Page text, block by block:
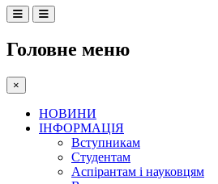
Головне меню
×
НОВИНИ
ІНФОРМАЦІЯ
Вступникам
Студентам
Аспірантам і науковцям